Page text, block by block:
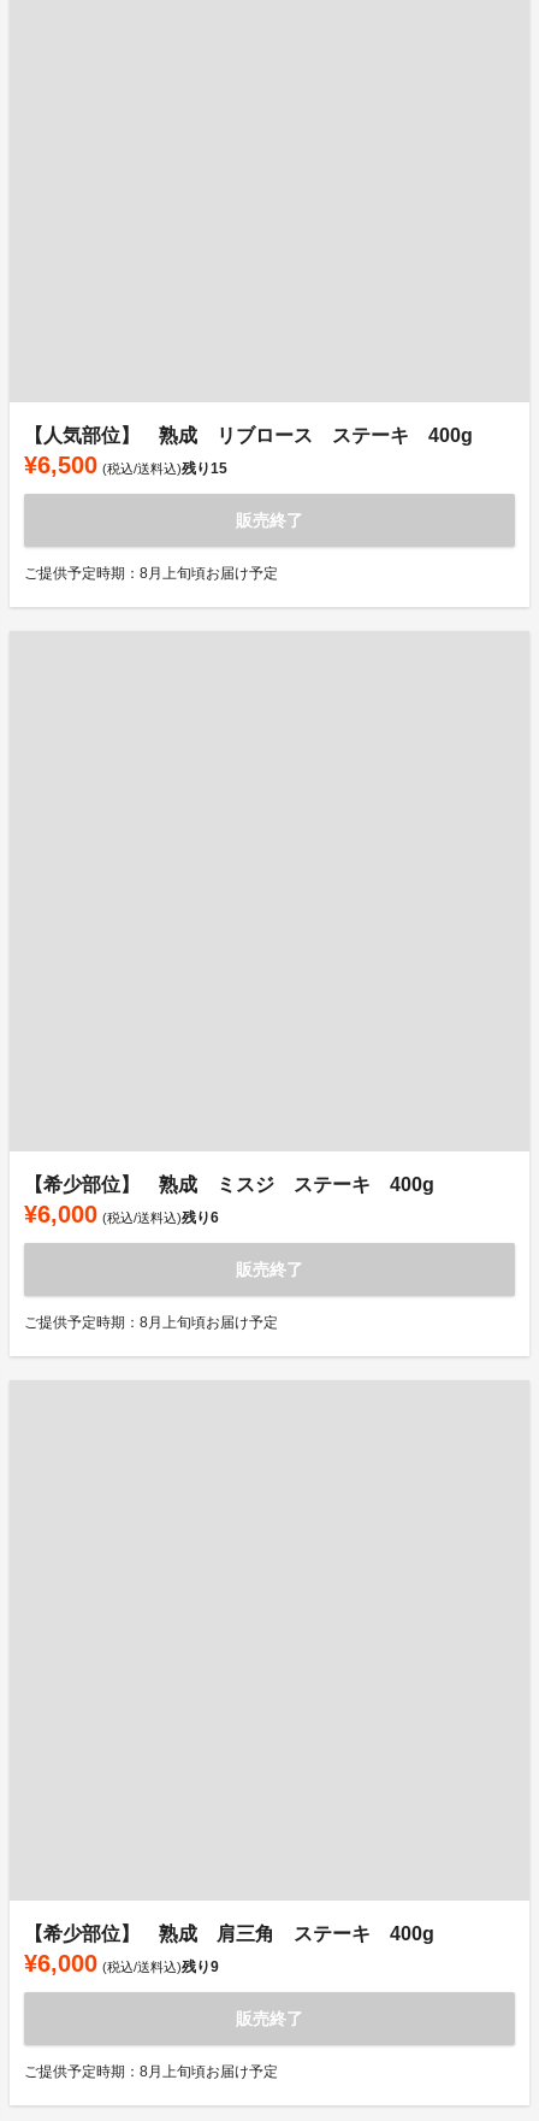
【人気部位】 熟成 リブロース ステーキ 400g
¥6,500 (税込/送料込)残り15
販売終了
ご提供予定時期：8月上旬頃お届け予定
【希少部位】 熟成 ミスジ ステーキ 400g
¥6,000 (税込/送料込)残り6
販売終了
ご提供予定時期：8月上旬頃お届け予定
【希少部位】 熟成 肩三角 ステーキ 400g
¥6,000 (税込/送料込)残り9
販売終了
ご提供予定時期：8月上旬頃お届け予定